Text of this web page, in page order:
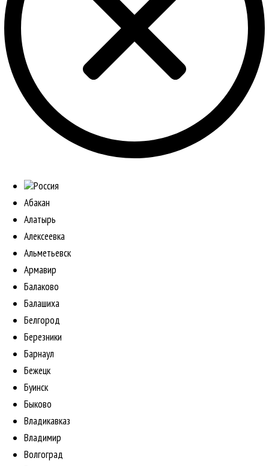
Россия
Абакан
Алатырь
Алексеевка
Альметьевск
Армавир
Балаково
Балашиха
Белгород
Березники
Барнаул
Бежецк
Буинск
Быково
Владикавказ
Владимир
Волгоград